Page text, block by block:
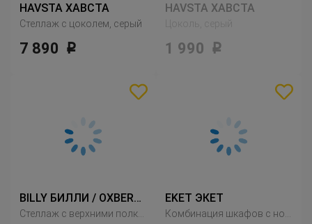
HAVSTA ХАВСТА
Стеллаж с цоколем, серый
7 890 Р
HAVSTA ХАВСТА
1 990 Р
BILLY БИЛЛИ / OXBERG ОКСБЕРГ EKET ЭКЕТ